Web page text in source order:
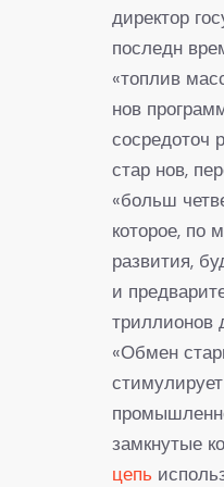
директор
последн
«топлив
нов
сосредоточ
стар нов,
«больш
которое, по
развития,
и
триллионов
«Обмен
замкнутые
цепь